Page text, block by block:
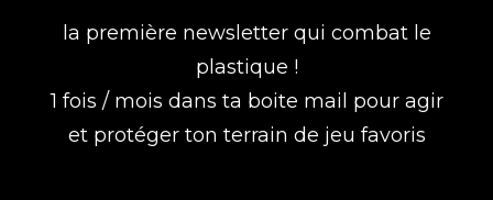
la première newsletter qui combat le
plastique !
1 fois / mois dans ta boite mail pour agir
et protéger ton terrain de jeu favoris